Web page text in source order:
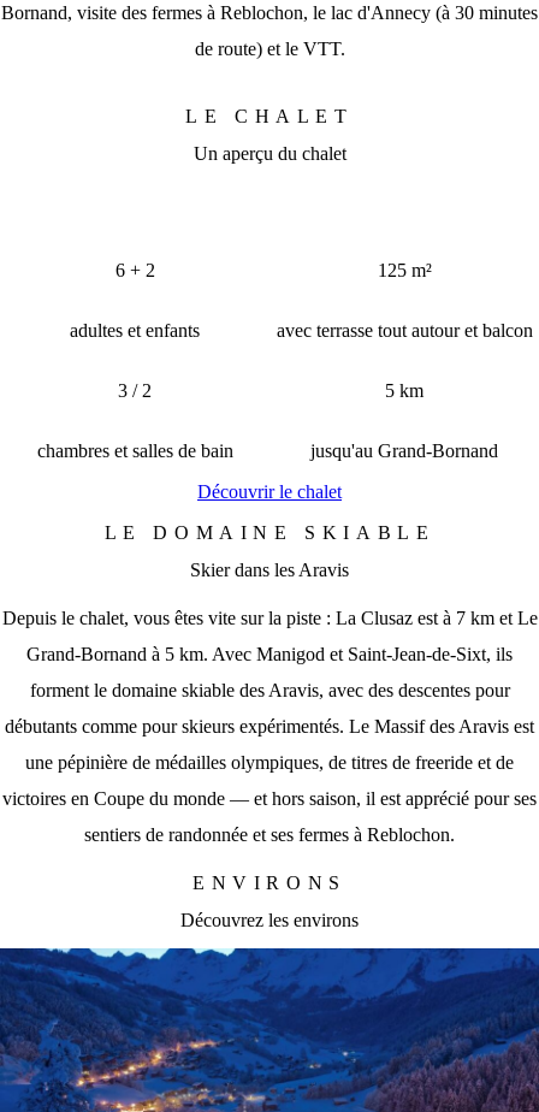
Bornand, visite des fermes à Reblochon, le lac d'Annecy (à 30 minutes
de route) et le VTT.
LE CHALET
Un aperçu du chalet
6 + 2
adultes et enfants
125 m²
avec terrasse tout autour et balcon
3 / 2
chambres et salles de bain
5 km
jusqu'au Grand-Bornand
Découvrir le chalet
LE DOMAINE SKIABLE
Skier dans les Aravis
Depuis le chalet, vous êtes vite sur la piste : La Clusaz est à 7 km et Le
Grand-Bornand à 5 km. Avec Manigod et Saint-Jean-de-Sixt, ils
forment le domaine skiable des Aravis, avec des descentes pour
débutants comme pour skieurs expérimentés. Le Massif des Aravis est
une pépinière de médailles olympiques, de titres de freeride et de
victoires en Coupe du monde — et hors saison, il est apprécié pour ses
sentiers de randonnée et ses fermes à Reblochon.
ENVIRONS
Découvrez les environs